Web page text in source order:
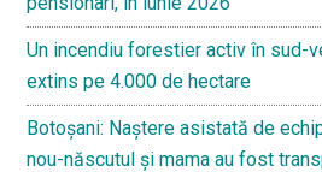
Un incendiu forestier activ în sud-
extins pe 4.000 de hectare
Botoșani: Naștere asistată de
nou-născutul și mama au fost